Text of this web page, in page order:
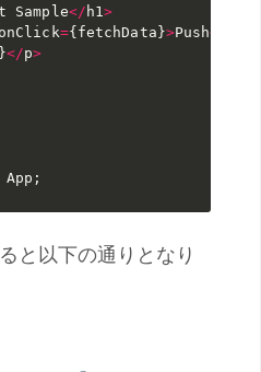
Sample</ h1>
={fetchData}>Push<
}</p>
App ;
と以下の通りとなり